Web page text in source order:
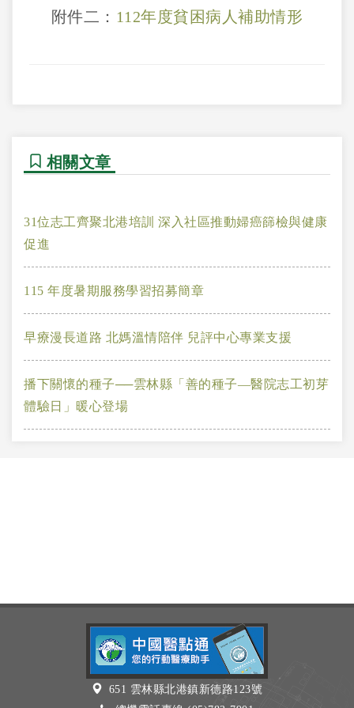
附件二： 112年度貧困病人補助情形
相關文章
31位志工齊聚北港培訓 深入社區推動婦癌篩檢與健康
促進
115 年度暑期服務學習招募簡章
早療漫長道路 北媽溫情陪伴 兒評中心專業支援
播下關懷的種子──雲林縣「善的種子—醫院志工初芽
體驗日」暖心登場
651 雲林縣北港鎮新德路123號